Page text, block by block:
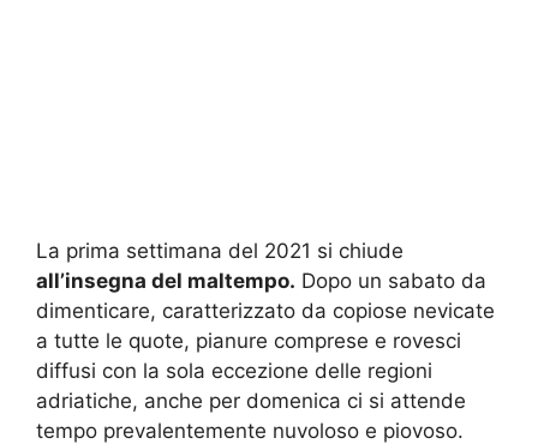
La prima settimana del 2021 si chiude
all’insegna del maltempo. Dopo un sabato da
dimenticare, caratterizzato da copiose nevicate
a tutte le quote, pianure comprese e rovesci
diffusi con la sola eccezione delle regioni
adriatiche, anche per domenica ci si attende
tempo prevalentemente nuvoloso e piovoso.